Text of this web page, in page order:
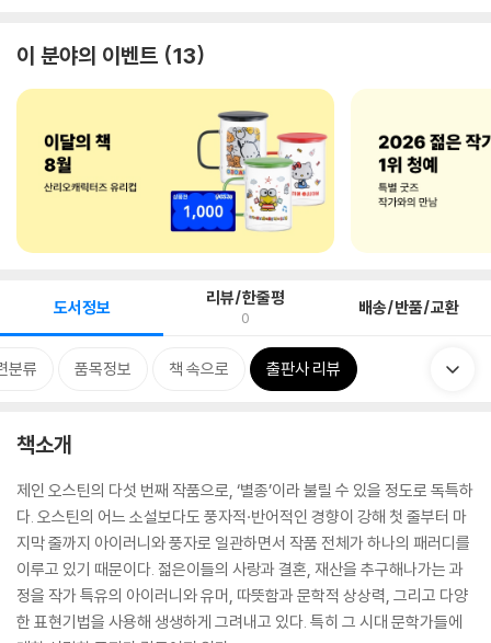
이 분야의 이벤트 13
도서정보 리뷰/한줄평
0 배송/반품/교환
분류 품목정보 책 속으로 출판사 리뷰
책소개
제인 오스틴의 다섯 번째 작품으로, ‘별종’이라 불릴 수 있을 정도로 독특하
다. 오스틴의 어느 소설보다도 풍자적·반어적인 경향이 강해 첫 줄부터 마
지막 줄까지 아이러니와 풍자로 일관하면서 작품 전체가 하나의 패러디를
이루고 있기 때문이다. 젊은이들의 사랑과 결혼, 재산을 추구해나가는 과
정을 작가 특유의 아이러니와 유머, 따뜻함과 문학적 상상력, 그리고 다양
한 표현기법을 사용해 생생하게 그려내고 있다. 특히 그 시대 문학가들에